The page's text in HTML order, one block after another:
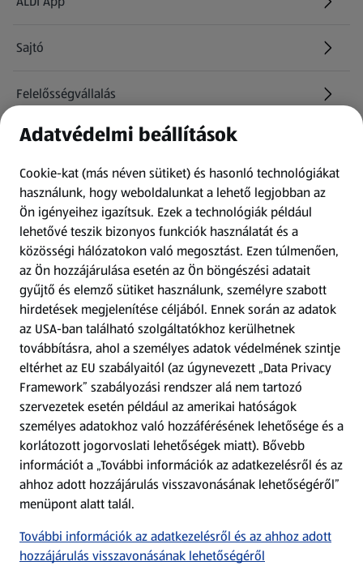
Sajtó
Felelősségvállalás
Információk
Kérdőív
Fizetési lehetőségek
ALDI utalványok
Árcsökkentés
Adattörlő alkalmazás
Szervizpont
(új oldalon nyílik meg)
Fedezz fel minket az interneten!
Töltsd le az ALDI Magyarország applikációt!
Adatvédelmi beállítások
Cookie-kat (más néven sütiket) és hasonló technológiákat
használunk, hogy weboldalunkat a lehető legjobban az
Ön igényeihez igazítsuk. Ezek a technológiák például
lehetővé teszik bizonyos funkciók használatát és a
közösségi hálózatokon való megosztást. Ezen túlmenően,
az Ön hozzájárulása esetén az Ön böngészési adatait
gyűjtő és elemző sütiket használunk, személyre szabott
hirdetések megjelenítése céljából. Ennek során az adatok
az USA-ban található szolgáltatókhoz kerülhetnek
továbbításra, ahol a személyes adatok védelmének szintje
eltérhet az EU szabályaitól (az úgynevezett „Data Privacy
Framework” szabályozási rendszer alá nem tartozó
szervezetek esetén például az amerikai hatóságok
személyes adatokhoz való hozzáférésének lehetősége és a
korlátozott jogorvoslati lehetőségek miatt). Bővebb
információt a „További információk az adatkezelésről és az
ahhoz adott hozzájárulás visszavonásának lehetőségéről”
menüpont alatt talál.
További információk az adatkezelésről és az ahhoz adott
hozzájárulás visszavonásának lehetőségéről